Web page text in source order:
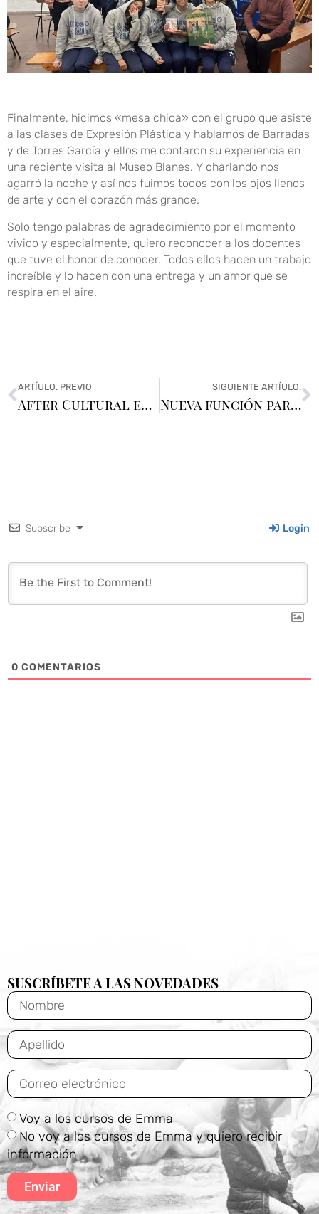
Finalmente, hicimos «mesa chica» con el grupo que asiste
a las clases de Expresión Plástica y hablamos de Barradas
y de Torres García y ellos me contaron su experiencia en
una reciente visita al Museo Blanes. Y charlando nos
agarró la noche y así nos fuimos todos con los ojos llenos
de arte y con el corazón más grande.
Solo tengo palabras de agradecimiento por el momento
vivido y especialmente, quiero reconocer a los docentes
que tuve el honor de conocer. Todos ellos hacen un trabajo
increíble y lo hacen con una entrega y un amor que se
respira en el aire.
ARTÍULO. PREVIO
After Cultural en Busqueda
SIGUIENTE ARTÍULO.
Nueva función para «El beso de Klimt»
Subscribe Login
0 COMENTARIOS
SUSCRÍBETE A LAS NOVEDADES
Voy a los cursos de Emma
No voy a los cursos de Emma y quiero recibir
información
Enviar